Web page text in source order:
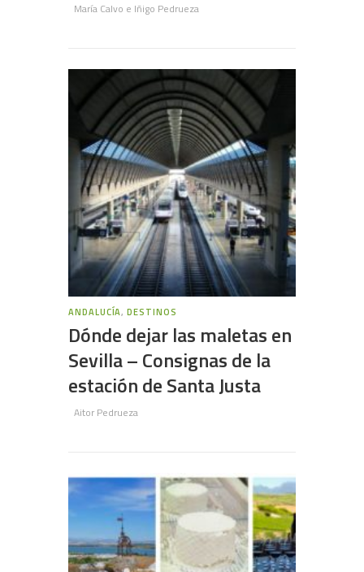
María Calvo e Iñigo Pedrueza
ANDALUCÍA,DESTINOS
Dónde dejar las maletas en
Sevilla – Consignas de la
estación de Santa Justa
Aitor Pedrueza